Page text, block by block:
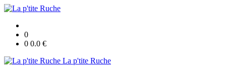
0
0 0.0 €
La p'tite Ruche